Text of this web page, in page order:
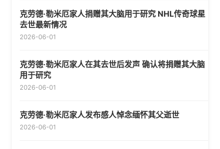
克劳德·勒米厄家人捐赠其大脑用于研究 NHL传奇球星
去世最新情况
2026-06-01
克劳德·勒米厄家人在其去世后发声 确认将捐赠其大脑
用于研究
2026-06-01
克劳德·勒米厄家人发布感人悼念缅怀其父逝世
2026-06-01